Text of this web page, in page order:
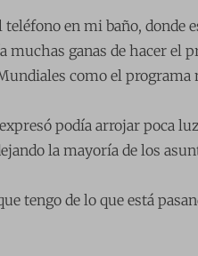
teléfono en mi baño, donde
muchas ganas de hacer el
como el programa
podía arrojar poca
la mayoría de los
tengo de lo que está